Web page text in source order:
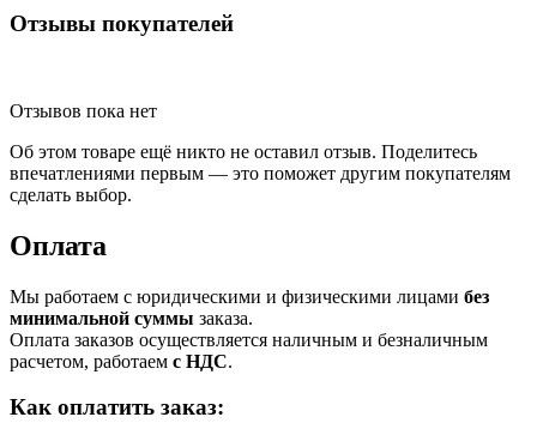
Отзывы покупателей
Отзывов пока нет
Об этом товаре ещё никто не оставил отзыв. Поделитесь
впечатлениями первым — это поможет другим покупателям
сделать выбор.
Оплата
Мы работаем с юридическими и физическими лицами без
минимальной суммы заказа.
Оплата заказов осуществляется наличным и безналичным
расчетом, работаем с НДС.
Как оплатить заказ: